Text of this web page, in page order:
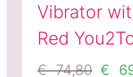
Vibrator
Red
€ 74,80 €